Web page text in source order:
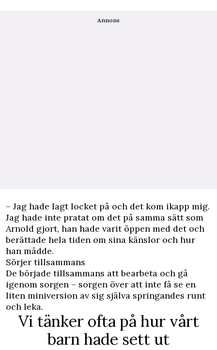
Annons
– Jag hade lagt locket på och det kom ikapp mig.
Jag hade inte pratat om det på samma sätt som
Arnold gjort, han hade varit öppen med det och
berättade hela tiden om sina känslor och hur
han mådde.
Sörjer tillsammans
De började tillsammans att bearbeta och gå
igenom sorgen – sorgen över att inte få se en
liten miniversion av sig själva springandes runt
och leka.
Vi tänker ofta på hur vårt
barn hade sett ut